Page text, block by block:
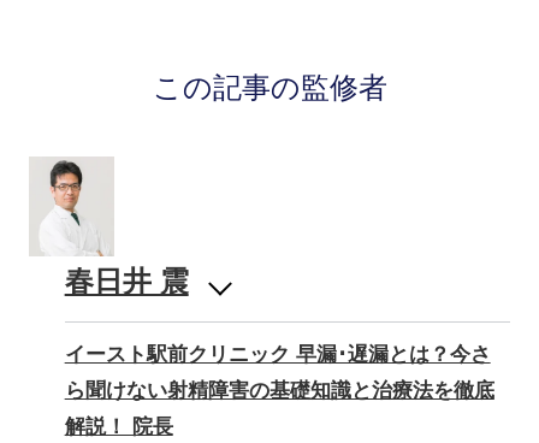
この記事の監修者
春日井 震
イースト駅前クリニック 早漏･遅漏とは？今さ
ら聞けない射精障害の基礎知識と治療法を徹底
解説！ 院長